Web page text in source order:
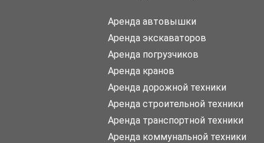
Аренда автовышки
Аренда экскаваторов
Аренда погрузчиков
Аренда кранов
Аренда дорожной техники
Аренда строительной техники
Аренда транспортной техники
Аренда коммунальной техники